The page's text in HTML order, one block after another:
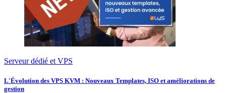
Serveur dédié et VPS
L'Évolution des VPS KVM : Nouveaux Templates, ISO et améliorations de
gestion